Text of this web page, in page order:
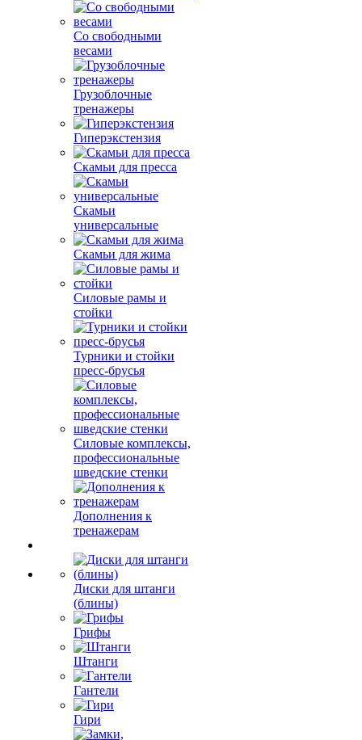
Со свободными
весами
Грузоблочные
тренажеры
Гиперэкстензия
Скамьи для пресса
Скамьи
универсальные
Скамьи для жима
Силовые рамы и
стойки
Турники и стойки
пресс-брусья
Силовые комплексы,
профессиональные
шведские стенки
Дополнения к
тренажерам
Диски для штанги
(блины)
Грифы
Штанги
Гантели
Гири